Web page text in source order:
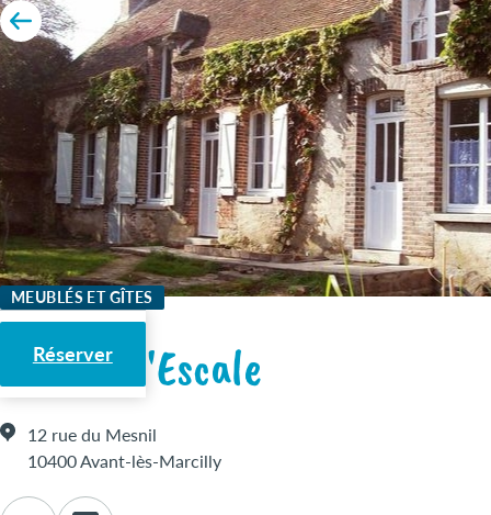
MEUBLÉS ET GÎTES
Réserver
Gîte de l'Escale
12 rue du Mesnil
10400 Avant-lès-Marcilly